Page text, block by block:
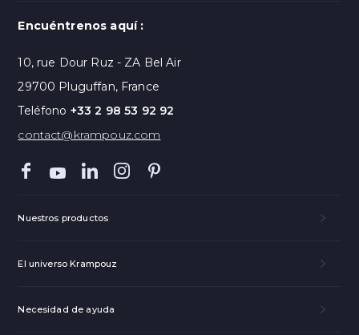
Encuéntrenos aquí :
10, rue Dour Ruz - ZA Bel Air
29700 Pluguffan, France
Teléfono +33 2 98 53 92 92
contact@krampouz.com
Nuestros productos
El universo Krampouz
Necesidad de ayuda